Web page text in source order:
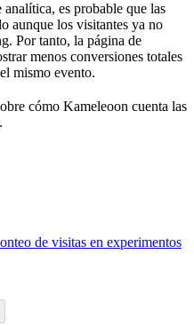
es probable que las
aunque los visitantes ya no
Por tanto, la página de
menos conversiones totales
mismo evento.
cómo Kameleoon cuenta las
de visitas en experimentos